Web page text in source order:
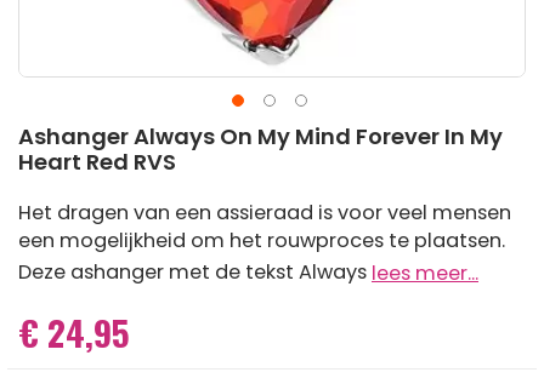
Ga
naar
het
van
de
afbeeldingen-
gallerij
Ashanger Always On My Mind Forever In My
Heart Red RVS
Het dragen van een assieraad is voor veel mensen
een mogelijkheid om het rouwproces te plaatsen.
Deze ashanger met de tekst Always lees meer...
€ 24,95